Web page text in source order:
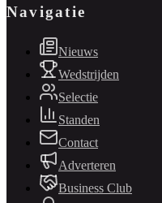
Navigatie
Nieuws
Wedstrijden
Selectie
Standen
Contact
Adverteren
Business Club